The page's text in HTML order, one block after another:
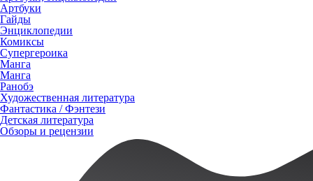
Артбуки
Гайды
Энциклопедии
Комиксы
Супергероика
Манга
Манга
Ранобэ
Художественная литература
Фантастика / Фэнтези
Детская литература
Обзоры и рецензии